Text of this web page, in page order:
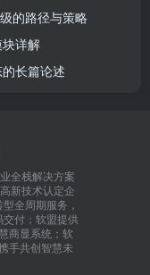
的路径与策略
详解
长篇论述
全栈解决方案
新技术认定企
全周期服务，
付；软盟提供
商显系统；软
手共创智慧未